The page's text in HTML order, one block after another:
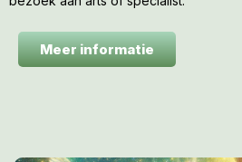
Meer informatie